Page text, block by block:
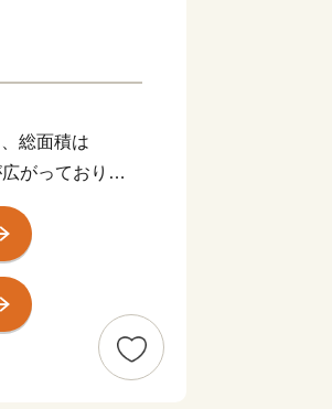
総面積は
がっており、
山々が連なって
からは印南川が